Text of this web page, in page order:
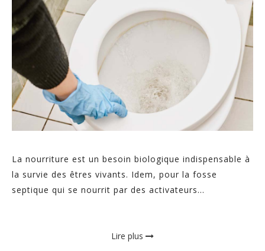
La nourriture est un besoin biologique indispensable à
la survie des êtres vivants. Idem, pour la fosse
septique qui se nourrit par des activateurs...
Lire plus